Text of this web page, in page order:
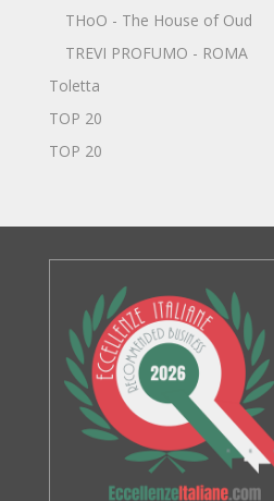
THoO - The House of Oud
TREVI PROFUMO - ROMA
Toletta
TOP 20
TOP 20